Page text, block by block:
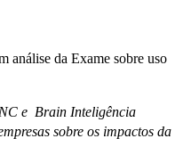
análise da Exame sobre uso
e Brain Inteligência
sobre os impactos da